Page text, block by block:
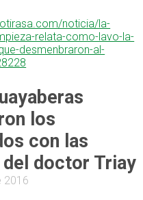
noticia/la-
relata-como-lavo-la-
desmenbraron-al-
los
con las
doctor Triay
2016